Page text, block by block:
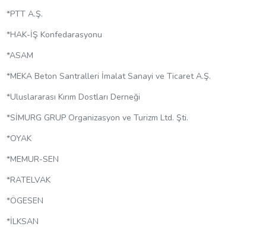
*PTT A.Ş.
*HAK-İŞ Konfedarasyonu
*ASAM
*MEKA Beton Santralleri İmalat Sanayi ve Ticaret A.Ş.
*Uluslararası Kırım Dostları Derneği
*SİMURG GRUP Organizasyon ve Turizm Ltd. Şti.
*OYAK
*MEMUR-SEN
*RATELVAK
*ÖGESEN
*İLKSAN